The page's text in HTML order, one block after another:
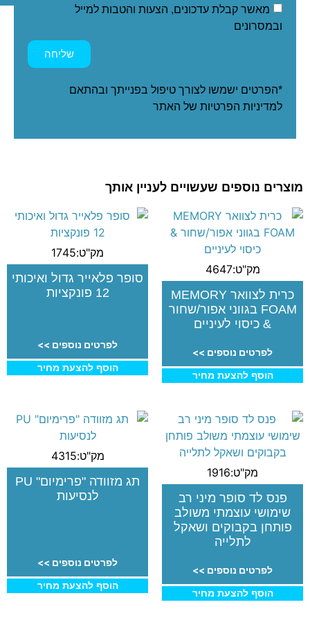
מאשר קבלת עדכונים, הצעות והטבות למייל
ובמסרונים
שליחה
*הפרטים ישמשו לצורך טיפול בפנייתך ובהתאם
למדיניות הפרטיות של האתר
מוצרים נוספים שעשויים לעניין אותך
מק"ט:4647
כרית לצוואר MEMORY
FOAM בגווני אפור/שחור
& כיסוי לעיניים
לפרטים נוספים >>
הוסף להצעת מחיר
מק"ט:1745
סופר פלאייר גדול ואיכותי
12 פונקציות
לפרטים נוספים >>
הוסף להצעת מחיר
מק"ט:1916
פנס לד סופר מיני רב
שימושי עוצמתי משולב
פותחן בקבוקים ושאקל
לתלייה
לפרטים נוספים >>
הוסף להצעת מחיר
מק"ט:4315
תג מזוודה "פרימיום" PU
לנסיעות
לפרטים נוספים >>
הוסף להצעת מחיר